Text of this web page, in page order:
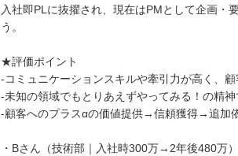
入社即PLに抜擢され、現在はPMとして企画・
う。
★評価ポイント
-コミュニケーションスキルや牽引力が高く、
-未知の領域でもとりあえずやってみる！の精
-顧客へのプラスαの価値提供→信頼獲得→追加
・Bさん（技術部｜入社時300万→2年後480万）